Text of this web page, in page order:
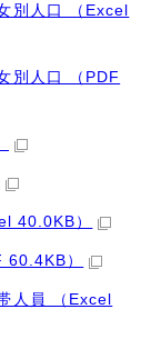
別人口 （Excel
別人口 （PDF
40.0KB）
）
人員 （Excel